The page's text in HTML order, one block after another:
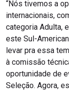
“Nós tivemos a
internacionais,
categoria Adulta,
este Sul-
levar pra essa
à comissão
oportunidade de
Seleção. Agora,